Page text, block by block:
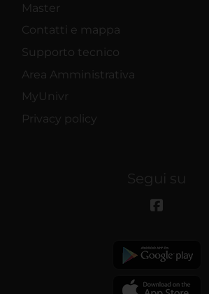
Master
Contatti e mappa
Supporto tecnico
Area Amministrativa
MyUnivr
Privacy policy
Segui su